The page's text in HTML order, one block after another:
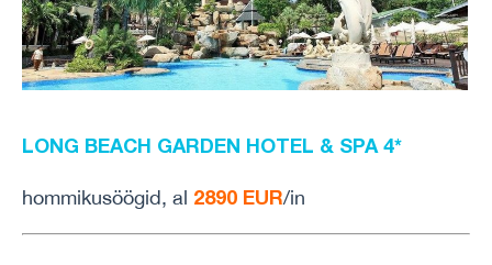
LONG BEACH GARDEN HOTEL & SPA 4*
hommikusöögid, al 2890 EUR/in